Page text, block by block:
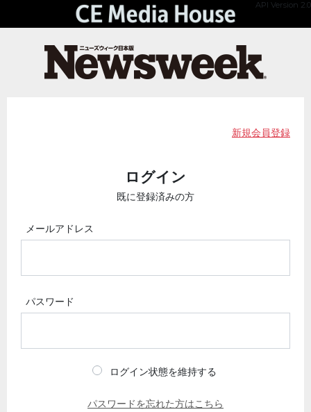
API Version 2.0
新規会員登録
ログイン
既に登録済みの方
メールアドレス
パスワード
ログイン状態を維持する
パスワードを忘れた方はこちら